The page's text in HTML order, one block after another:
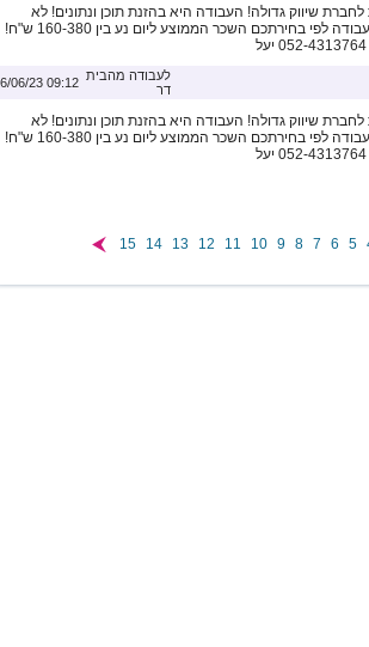
שיווק גדולה! העבודה היא בהזנת תוכן ונתונים! לא
נדרש ניסיון כלשהו! שעות עבודה לפי בחירתכם השכר הממוצע ליום נע בין 160-380 ש"ח!
09:12 16/06/23 לעבודה מהבית
דר
שיווק גדולה! העבודה היא בהזנת תוכן ונתונים! לא
נדרש ניסיון כלשהו! שעות עבודה לפי בחירתכם השכר הממוצע ליום נע בין 160-380 ש"ח!
5
6
7
8
9
10
11
12
13
14
15